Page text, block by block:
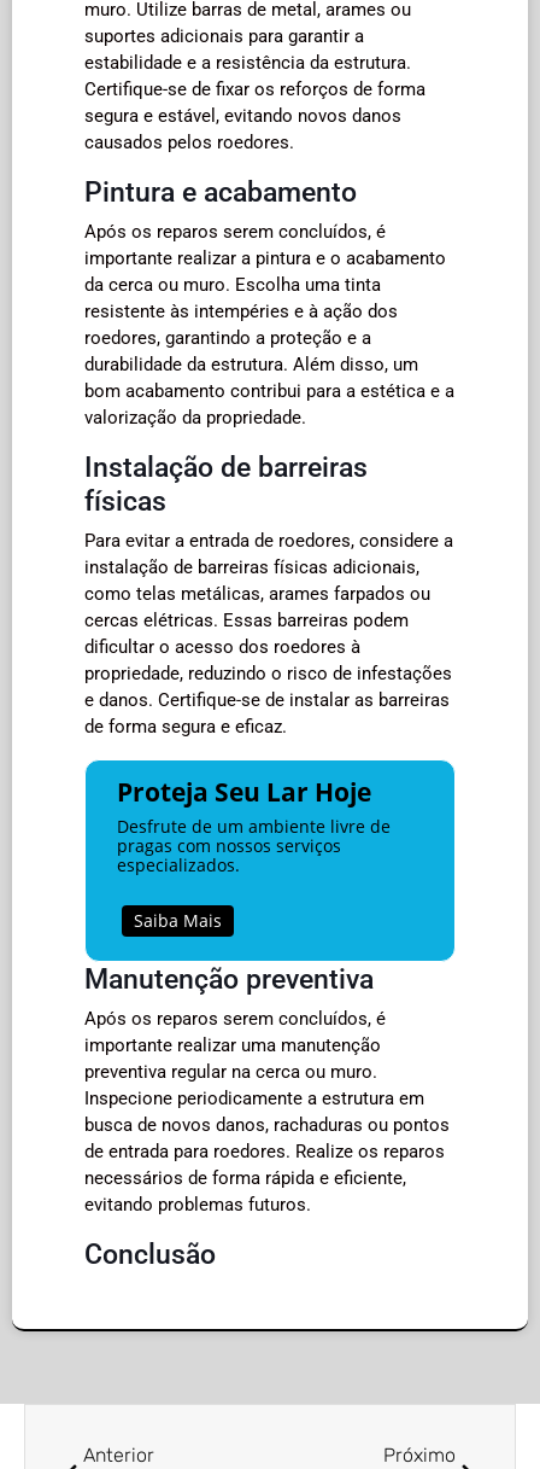
muro. Utilize barras de metal, arames ou
suportes adicionais para garantir a
estabilidade e a resistência da estrutura.
Certifique-se de fixar os reforços de forma
segura e estável, evitando novos danos
causados pelos roedores.
Pintura e acabamento
Após os reparos serem concluídos, é
importante realizar a pintura e o acabamento
da cerca ou muro. Escolha uma tinta
resistente às intempéries e à ação dos
roedores, garantindo a proteção e a
durabilidade da estrutura. Além disso, um
bom acabamento contribui para a estética e a
valorização da propriedade.
Instalação de barreiras
físicas
Para evitar a entrada de roedores, considere a
instalação de barreiras físicas adicionais,
como telas metálicas, arames farpados ou
cercas elétricas. Essas barreiras podem
dificultar o acesso dos roedores à
propriedade, reduzindo o risco de infestações
e danos. Certifique-se de instalar as barreiras
de forma segura e eficaz.
Proteja Seu Lar Hoje
Desfrute de um ambiente livre de
pragas com nossos serviços
especializados.
Saiba Mais
Manutenção preventiva
Após os reparos serem concluídos, é
importante realizar uma manutenção
preventiva regular na cerca ou muro.
Inspecione periodicamente a estrutura em
busca de novos danos, rachaduras ou pontos
de entrada para roedores. Realize os reparos
necessários de forma rápida e eficiente,
evitando problemas futuros.
Conclusão
Anterior Próximo